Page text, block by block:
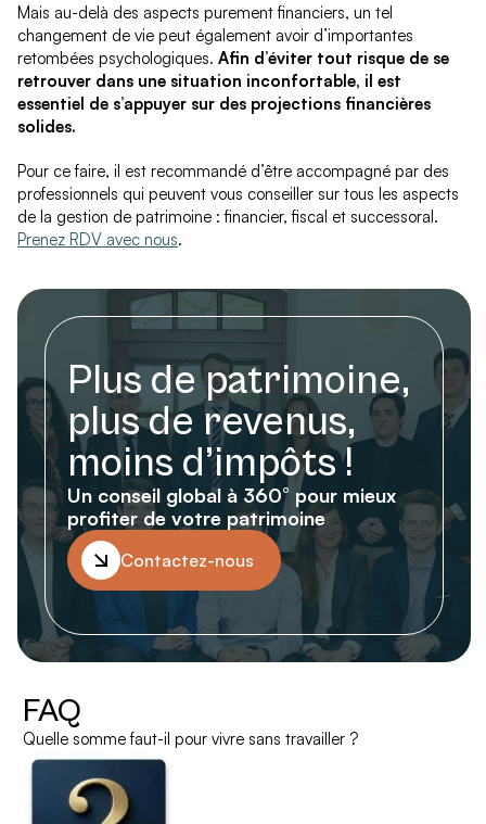
Mais au-delà des aspects purement financiers, un tel
changement de vie peut également avoir d’importantes
retombées psychologiques. Afin d’éviter tout risque de se
retrouver dans une situation inconfortable, il est
essentiel de s’appuyer sur des projections financières
solides.
Pour ce faire, il est recommandé d’être accompagné par des
professionnels qui peuvent vous conseiller sur tous les aspects
de la gestion de patrimoine : financier, fiscal et successoral.
Prenez RDV avec nous.
Plus de patrimoine,
plus de revenus,
moins d’impôts !
Un conseil global à 360° pour mieux
profiter de votre patrimoine
Contactez-nous
FAQ
Quelle somme faut-il pour vivre sans travailler ?